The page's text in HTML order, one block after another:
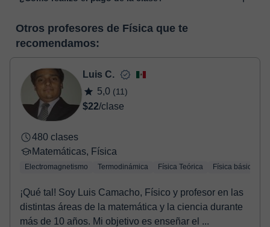
pizarra virtual o el editor de textos a tiempo real. En el siguiente
enlace puedes ver una demo del aula y conocerla:
virtual
horas, podrás realizar el pago mediante nuestro TPV virtual.
Tienes dos opciones para efectuar el pago:
- Tarjeta de crédito.
- Paypal.
Una vez realices el pago de la clase, recibirás un email de
confirmación de la reserva.
Otros profesores de Física que te
recomendamos:
Luis C.
5,0 (11)
$22/clase
480 clases
Matemáticas, Física
Electromagnetismo Termodinámica Física Teórica Física básica
¡Qué tal! Soy Luis Camacho, Físico y profesor en las
distintas áreas de la matemática y la ciencia durante
más de 10 años. Mi objetivo es enseñar el ...